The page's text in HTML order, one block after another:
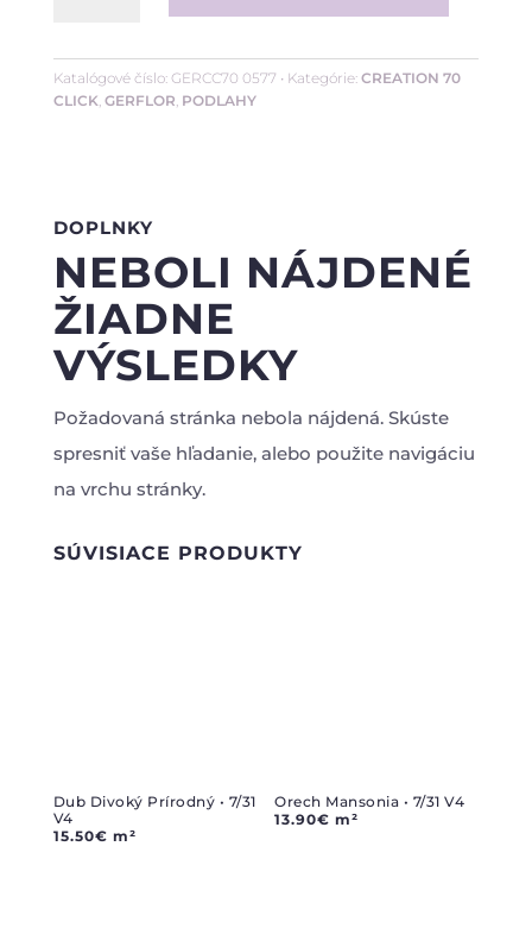
Katalógové číslo: GERCC70 0577 Kategórie: CREATION 70
CLICK, GERFLOR, PODLAHY
DOPLNKY
NEBOLI NÁJDENÉ
ŽIADNE
VÝSLEDKY
Požadovaná stránka nebola nájdená. Skúste
spresniť vaše hľadanie, alebo použite navigáciu
na vrchu stránky.
SÚVISIACE PRODUKTY
Dub Divoký Prírodný • 7/31
V4
15.50€ m²
Orech Mansonia • 7/31 V4
13.90€ m²